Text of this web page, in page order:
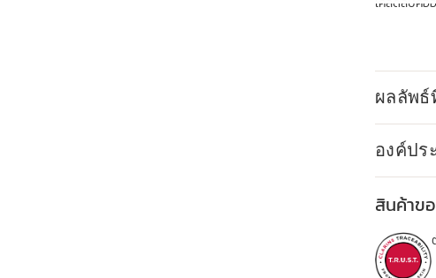
- การแก่ชร
ทรงพลังเพื่
เปล่งปลั่งข
- สารสกัดจ
- สารสกัด
ชราตามวัย
- ไนอะซินา
ดวงตาสว่า
- เอสซินจ
ขนาดเล็กที่
- ไฟโตคาเ
ผลลัพ
องค์ปร
สินค้าข